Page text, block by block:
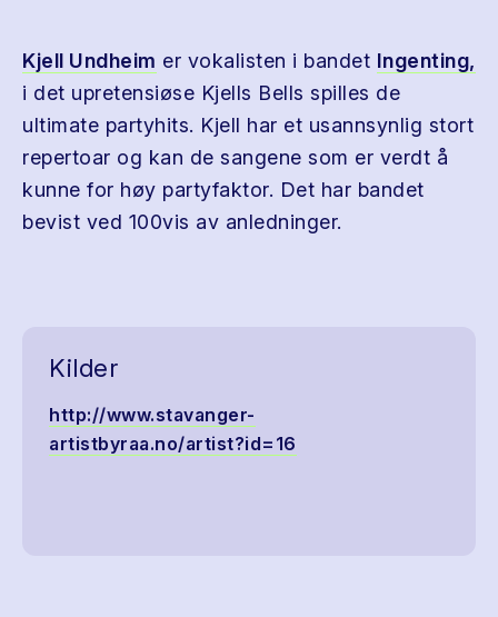
Kjell Undheim er vokalisten i bandet Ingenting,
i det upretensiøse Kjells Bells spilles de
ultimate partyhits. Kjell har et usannsynlig stort
repertoar og kan de sangene som er verdt å
kunne for høy partyfaktor. Det har bandet
bevist ved 100vis av anledninger.
Kilder
http://www.stavanger-
artistbyraa.no/artist?id=16